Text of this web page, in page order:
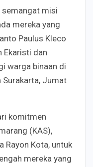
misi
mereka yang
Paulus Kleco
Ekaristi dan
warga binaan di
Surakarta, Jumat
komitmen
(KAS),
Rayon Kota, untuk
mereka yang